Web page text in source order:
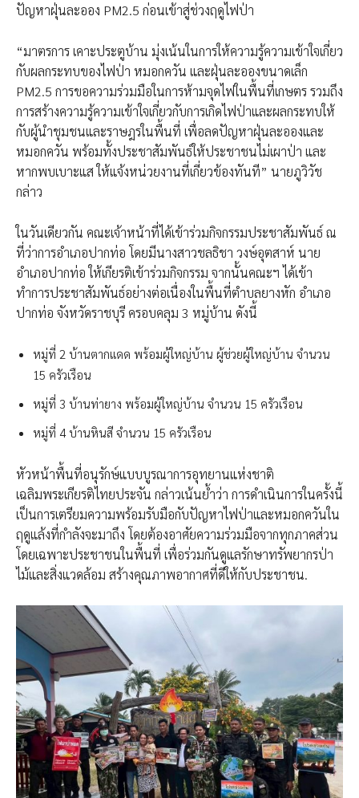
ปัญหาฝุ่นละออง PM2.5 ก่อนเข้าสู่ช่วงฤดูไฟป่า
“มาตรการ เคาะประตูบ้าน มุ่งเน้นในการให้ความรู้ความเข้าใจเกี่ยว
กับผลกระทบของไฟป่า หมอกควัน และฝุ่นละอองขนาดเล็ก
PM2.5 การขอความร่วมมือในการห้ามจุดไฟในพื้นที่เกษตร รวมถึง
การสร้างความรู้ความเข้าใจเกี่ยวกับการเกิดไฟป่าและผลกระทบให้
กับผู้นำชุมชนและราษฎรในพื้นที่ เพื่อลดปัญหาฝุ่นละอองและ
หมอกควัน พร้อมทั้งประชาสัมพันธ์ให้ประชาชนไม่เผาป่า และ
หากพบเบาะแส ให้แจ้งหน่วยงานที่เกี่ยวข้องทันที” นายภูวิวัช
กล่าว
ในวันเดียวกัน คณะเจ้าหน้าที่ได้เข้าร่วมกิจกรรมประชาสัมพันธ์ ณ
ที่ว่าการอำเภอปากท่อ โดยมีนางสาวชลธิชา วงษ์อุตสาห์ นาย
อำเภอปากท่อ ให้เกียรติเข้าร่วมกิจกรรม จากนั้นคณะฯ ได้เข้า
ทำการประชาสัมพันธ์อย่างต่อเนื่องในพื้นที่ตำบลยางหัก อำเภอ
ปากท่อ จังหวัดราชบุรี ครอบคลุม 3 หมู่บ้าน ดังนี้
หมู่ที่ 2 บ้านตากแดด พร้อมผู้ใหญ่บ้าน ผู้ช่วยผู้ใหญ่บ้าน จำนวน
15 ครัวเรือน
หมู่ที่ 3 บ้านท่ายาง พร้อมผู้ใหญ่บ้าน จำนวน 15 ครัวเรือน
หมู่ที่ 4 บ้านหินสี จำนวน 15 ครัวเรือน
หัวหน้าพื้นที่อนุรักษ์แบบบูรณาการอุทยานแห่งชาติ
เฉลิมพระเกียรติไทยประจัน กล่าวเน้นย้ำว่า การดำเนินการในครั้งนี้
เป็นการเตรียมความพร้อมรับมือกับปัญหาไฟป่าและหมอกควันใน
ฤดูแล้งที่กำลังจะมาถึง โดยต้องอาศัยความร่วมมือจากทุกภาคส่วน
โดยเฉพาะประชาชนในพื้นที่ เพื่อร่วมกันดูแลรักษาทรัพยากรป่า
ไม้และสิ่งแวดล้อม สร้างคุณภาพอากาศที่ดีให้กับประชาชน.